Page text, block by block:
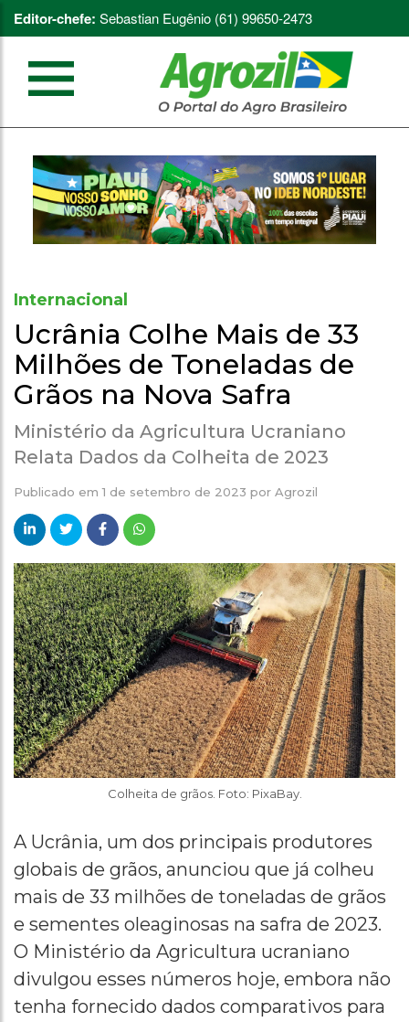
Editor-chefe: Sebastian Eugênio (61) 99650-2473
Internacional
Ucrânia Colhe Mais de 33
Milhões de Toneladas de
Grãos na Nova Safra
Ministério da Agricultura Ucraniano
Relata Dados da Colheita de 2023
Publicado em1 de setembro de 2023 por Agrozil
Colheita de grãos. Foto: PixaBay.
A Ucrânia, um dos principais produtores
globais de grãos, anunciou que já colheu
mais de 33 milhões de toneladas de grãos
e sementes oleaginosas na safra de 2023.
O Ministério da Agricultura ucraniano
divulgou esses números hoje, embora não
tenha fornecido dados comparativos para